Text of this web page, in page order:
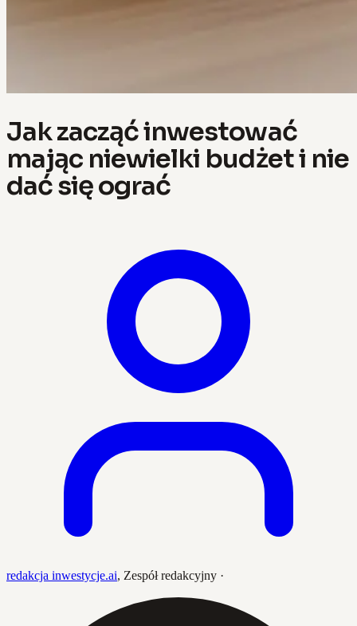
Jak zacząć inwestować
mając niewielki budżet i nie
dać się ograć
redakcja inwestycje.ai, Zespół redakcyjny ·